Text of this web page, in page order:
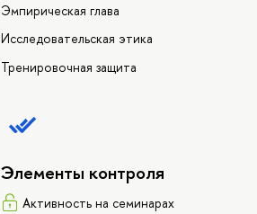
Эмпирическая глава
Исследовательская этика
Тренировочная защита
Элементы контроля
Активность на семинарах